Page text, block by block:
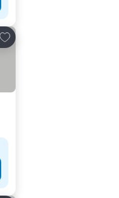
Adicionar aos favoritos